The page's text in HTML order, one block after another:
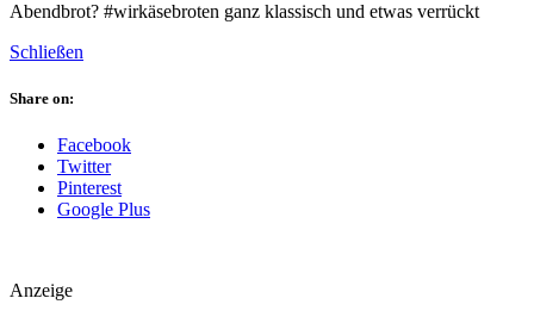
Abendbrot? #wirkäsebroten ganz klassisch und etwas verrückt
Schließen
Share on:
Facebook
Twitter
Pinterest
Google Plus
Anzeige